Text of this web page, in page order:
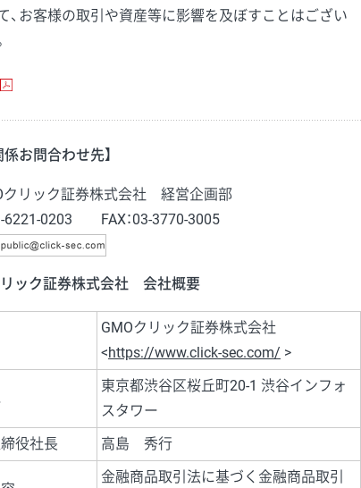
、お客様の取引や資産等に影響を及ぼすことはござい
係お問合わせ先】
リック証券株式会社 経営企画部
6221-0203 FAX：03-3770-3005
ック証券株式会社 会社概要
GMOクリック証券株式会社
<https://www.click-sec.com/ >
東京都渋谷区桜丘町20-1 渋谷インフォ
スタワー
役社長
高島 秀行
金融商品取引法に基づく金融商品取引